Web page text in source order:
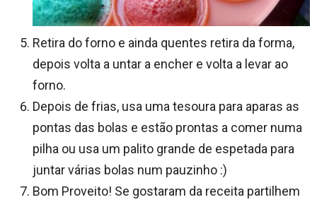
Retira do forno e ainda quentes retira da forma,
depois volta a untar a encher e volta a levar ao
forno.
Depois de frias, usa uma tesoura para aparas as
pontas das bolas e estão prontas a comer numa
pilha ou usa um palito grande de espetada para
juntar várias bolas num pauzinho :)
Bom Proveito! Se gostaram da receita partilhem